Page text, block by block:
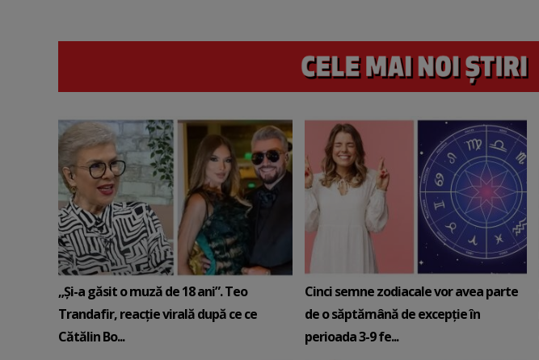
„Și-a găsit o muză de 18 ani”. Teo
Trandafir, reacție virală după ce ce
Cătălin Bo...
Cinci semne zodiacale vor avea parte
de o săptămână de excepție în
perioada 3-9 fe...